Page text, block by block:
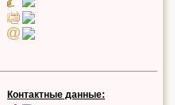
Контактные данные: